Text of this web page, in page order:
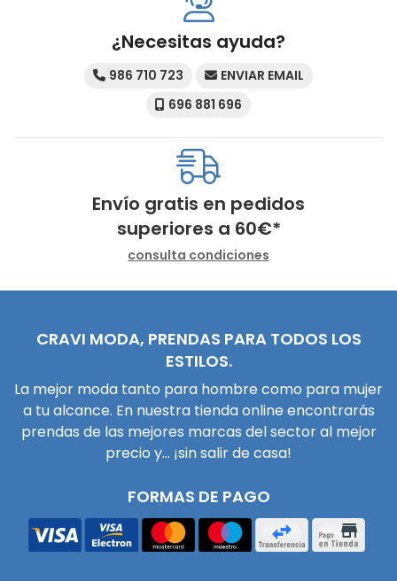
¿Necesitas ayuda?
986 710 723
ENVIAR EMAIL
696 881 696
Envío gratis en pedidos
superiores a 60€*
consulta condiciones
CRAVI MODA, PRENDAS PARA TODOS LOS
ESTILOS.
La mejor moda tanto para hombre como para mujer
a tu alcance. En nuestra tienda online encontrarás
prendas de las mejores marcas del sector al mejor
precio y... ¡sin salir de casa!
FORMAS DE PAGO